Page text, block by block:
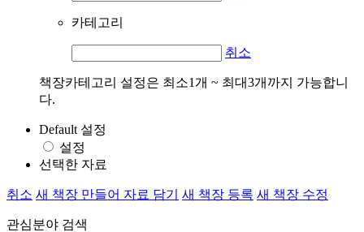
카테고리
취소
책장카테고리 설정은 최소1개 ~ 최대3개까지 가능합니
다.
Default 설정
설정
선택한 자료
취소 새 책장 만들어 자료 담기 새 책장 등록 새 책장 수정
관심분야 검색